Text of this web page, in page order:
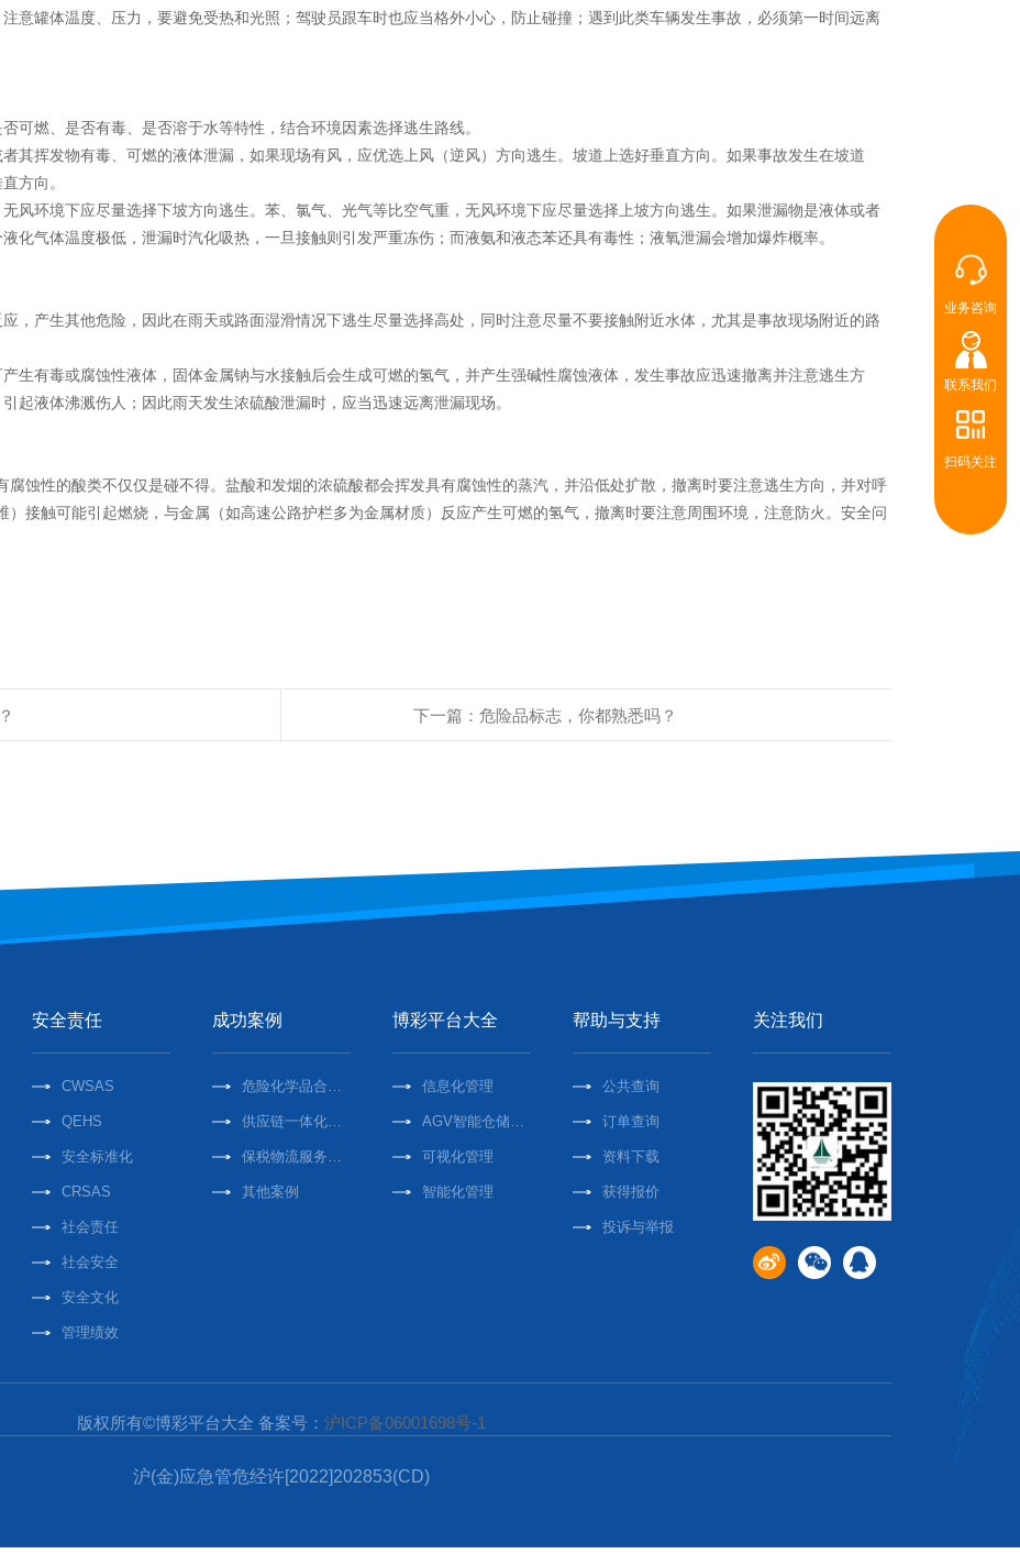
意罐体温度、压力，要避免受热和光照；驾驶员跟车时也应当格外小心，防止碰撞；遇到此类车辆发生事故，必须第一时间远离
可燃、是否有毒、是否溶于水等特性，结合环境因素选择逃生路线。
其挥发物有毒、可燃的液体泄漏，如果现场有风，应优选上风（逆风）方向逃生。坡道上选好垂直方向。如果事故发生在坡道
方向。
风环境下应尽量选择下坡方向逃生。苯、氯气、光气等比空气重，无风环境下应尽量选择上坡方向逃生。如果泄漏物是液体或者
化气体温度极低，泄漏时汽化吸热，一旦接触则引发严重冻伤；而液氨和液态苯还具有毒性；液氧泄漏会增加爆炸概率。
，产生其他危险，因此在雨天或路面湿滑情况下逃生尽量选择高处，同时注意尽量不要接触附近水体，尤其是事故现场附近的路
生有毒或腐蚀性液体，固体金属钠与水接触后会生成可燃的氢气，并产生强碱性腐蚀液体，发生事故应迅速撤离并注意逃生方
起液体沸溅伤人；因此雨天发生浓硫酸泄漏时，应当迅速远离泄漏现场。
蚀性的酸类不仅仅是碰不得。盐酸和发烟的浓硫酸都会挥发具有腐蚀性的蒸汽，并沿低处扩散，撤离时要注意逃生方向，并对呼
接触可能引起燃烧，与金属（如高速公路护栏多为金属材质）反应产生可燃的氢气，撤离时要注意周围环境，注意防火。安全问
下一篇：危险品标志，你都熟悉吗？
安全责任
CWSAS
QEHS
安全标准化
CRSAS
社会责任
社会安全
安全文化
管理绩效
成功案例
危险化学品合作案例
供应链一体化合作案例
保税物流服务合作案例
其他案例
博彩平台大全
信息化管理
AGV智能仓储中心
可视化管理
智能化管理
帮助与支持
公共查询
订单查询
资料下载
获得报价
投诉与举报
关注我们
版权所有©博彩平台大全 备案号： 沪ICP备06001698号-1
沪(金)应急管危经许[2022]202853(CD)
业务咨询
联系我们
扫码关注